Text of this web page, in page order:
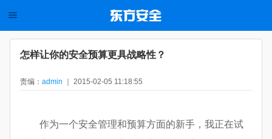
怎样让你的安全预算更具战略性？
责编： admin ｜ 2015-02-05 11:18:55
作为一个安全管理和预算方面的新手，我正在试